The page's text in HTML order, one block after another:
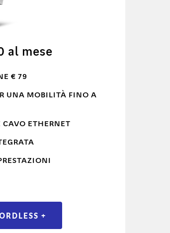
al mese
€ 79
UNA MOBILITÀ FINO A
ETHERNET
+